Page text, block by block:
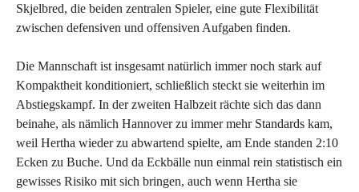
Skjelbred, die beiden zentralen Spieler, eine gute Flexibilität
zwischen defensiven und offensiven Aufgaben finden.
Die Mannschaft ist insgesamt natürlich immer noch stark auf
Kompaktheit konditioniert, schließlich steckt sie weiterhin im
Abstiegskampf. In der zweiten Halbzeit rächte sich das dann
beinahe, als nämlich Hannover zu immer mehr Standards kam,
weil Hertha wieder zu abwartend spielte, am Ende standen 2:10
Ecken zu Buche. Und da Eckbälle nun einmal rein statistisch ein
gewisses Risiko mit sich bringen, auch wenn Hertha sie